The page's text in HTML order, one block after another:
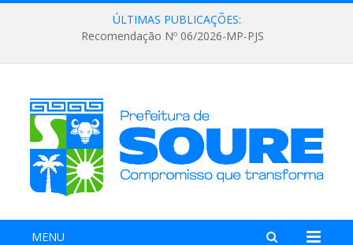
ÚLTIMAS PUBLICAÇÕES:
Recomendação Nº 06/2026-MP-PJS
MENU